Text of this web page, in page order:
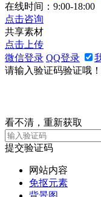
在线时间：9:00-18:00
点击咨询
共享素材
点击上传
微信登录 QQ登录
请输入验证码验证哦！
看不清，重新获取
提交验证码
网站内容
免抠元素